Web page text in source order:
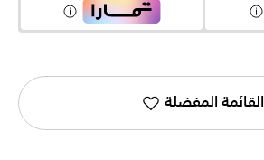
القائمة المفضلة